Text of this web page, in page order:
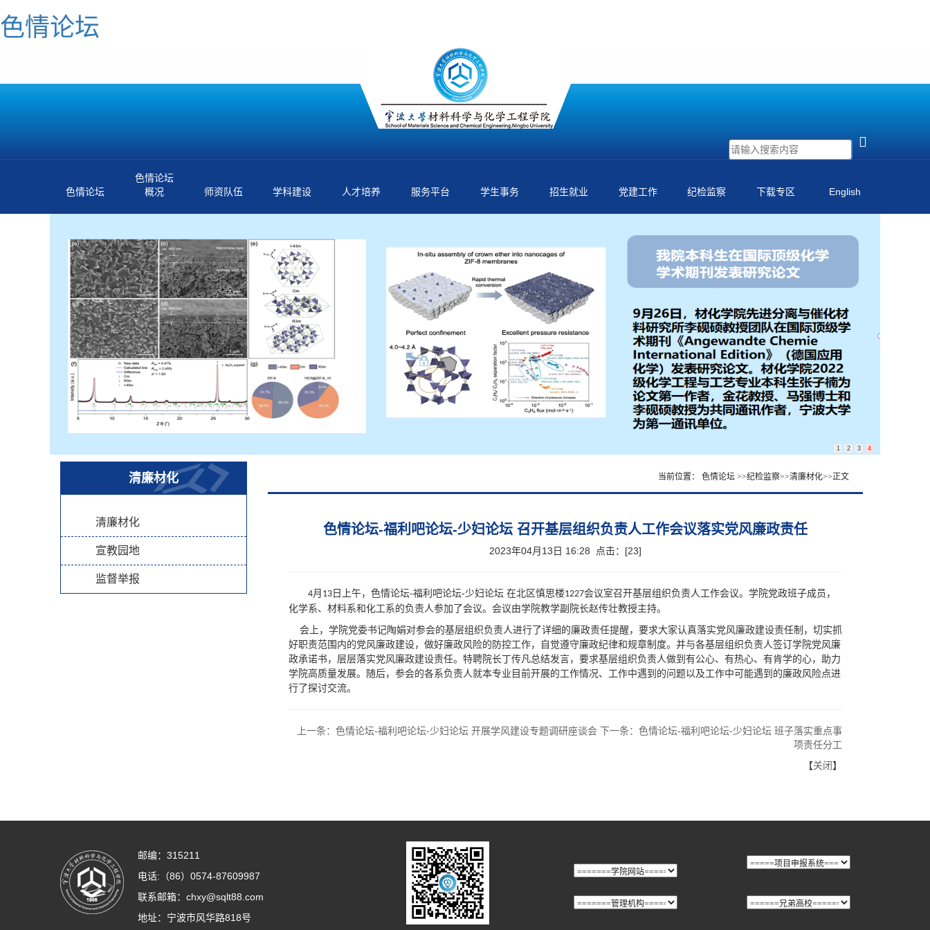
色情论坛
色情论坛
色情论坛
概况
师资队伍 学科建设 人才培养 服务平台 学生事务 招生就业 党建工作 纪检监察 下载专区 English
1 2 3 4
清廉材化
清廉材化
宣教园地
监督举报
当前位置： 色情论坛 >>纪检监察>>清廉材化>>正文
色情论坛-福利吧论坛-少妇论坛 召开基层组织负责人工作会议落实党风廉政责任
2023年04月13日 16:28 点击：[23]
4月 13 日上午，色情论坛-福利吧论坛-少妇论坛 在北区慎思楼1227会议室召开基层组织负责人工作会议。学院党政班子成员，
化学系、材料系和化工系的负责人参加了会议。会议由学院教学副院长赵传壮教授主持。
会上，学院党委书记陶娟对参会的基层组织负责人进行了详细的廉政责任提醒，要求大家认真落实党风廉政建设责任制，切实抓
好职责范围内的党风廉政建设，做好廉政风险的防控工作，自觉遵守廉政纪律和规章制度。并与各基层组织负责人签订学院党风廉
政承诺书，层层落实党风廉政建设责任。特聘院长丁传凡总结发言，要求基层组织负责人做到有公心、有热心、有肯学的心，助力
学院高质量发展。随后，参会的各系负责人就本专业目前开展的工作情况、工作中遇到的问题以及工作中可能遇到的廉政风险点进
行了探讨交流。
上一条： 色情论坛-福利吧论坛-少妇论坛 开展学风建设专题调研座谈会 下一条： 色情论坛-福利吧论坛-少妇论坛 班子落实重点事
项责任分工
【关闭】
邮编：315211
电话:（86）0574-87609987
联系邮箱： chxy@sqlt88.com
地址：宁波市风华路818号